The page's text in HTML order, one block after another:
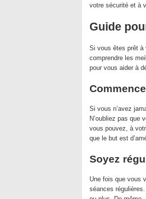
votre sécurité et à
Guide
Si vous êtes prêt à
comprendre les
pour vous aider à
Si vous n’avez
N’oubliez pas que
vous pouvez, à
que le but est
Soyez
Une fois que vous
séances